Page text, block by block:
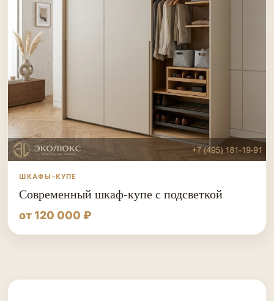
ШКАФЫ-КУПЕ
Современный шкаф-купе с подсветкой
от 120 000 ₽